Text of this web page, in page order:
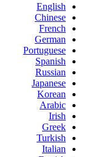
English
Chinese
French
German
Portuguese
Spanish
Russian
Japanese
Korean
Arabic
Irish
Greek
Turkish
Italian